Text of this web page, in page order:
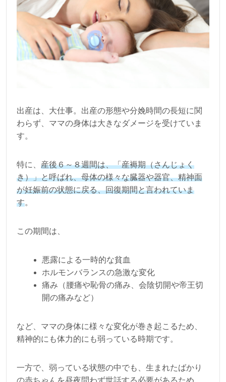
出産は、大仕事。出産の形態や分娩時間の長短に関
わらず、ママの身体は大きなダメージを受けていま
す。
特に、 産後６～８週間は、「産褥期（さんじょく
き）」と呼ばれ、母体の様々な臓器や器官、精神面
が妊娠前の状態に戻る、回復期間と言われていま
す。
この期間は、
悪露による一時的な貧血
ホルモンバランスの急激な変化
痛み（腰痛や恥骨の痛み、会陰切開や帝王切
開の痛みなど）
など、ママの身体に様々な変化が巻き起こるため、
精神的にも体力的にも弱っている時期です。
一方で、弱っている状態の中でも、生まれたばかり
の赤ちゃんを昼夜問わず世話する必要があるため、